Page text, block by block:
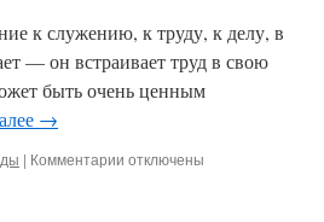
м
доме
к служению, к труду, к делу, в
— он встраивает труд в свою
быть очень ценным
→
| Комментарии котключены